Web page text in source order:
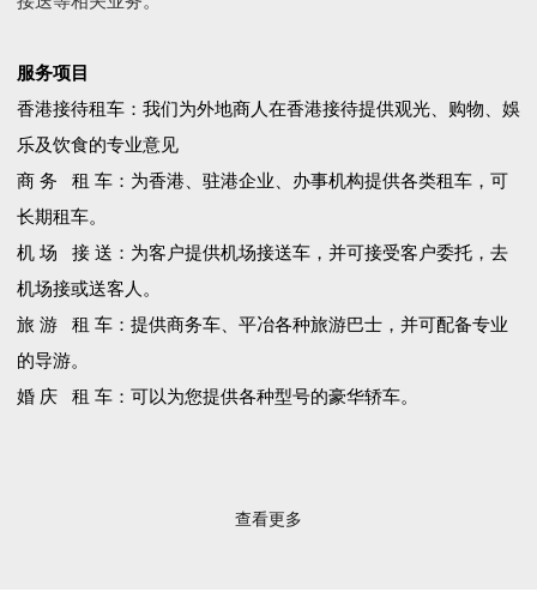
服务项目
香港接待租车：我们为外地商人在香港接待提供观光、购物、娛
乐及饮食的专业意见
商 务 租 车：为香港、驻港企业、办事机构提供各类租车，可
长期租车。
机 场 接 送：为客户提供机场接送车，并可接受客户委托，去
机场接或送客人。
旅 游 租 车：提供商务车、平冶各种旅游巴士，并可配备专业
的导游。
婚 庆 租 车：可以为您提供各种型号的豪华轿车。
查看更多